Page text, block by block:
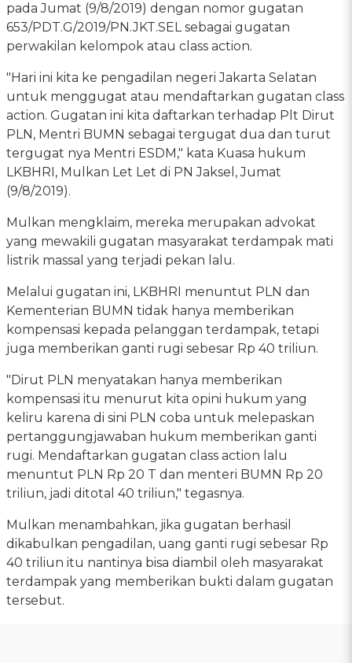
pada Jumat (9/8/2019) dengan nomor gugatan
653/PDT.G/2019/PN.JKT.SEL sebagai gugatan
perwakilan kelompok atau class action.
"Hari ini kita ke pengadilan negeri Jakarta Selatan
untuk menggugat atau mendaftarkan gugatan class
action. Gugatan ini kita daftarkan terhadap Plt Dirut
PLN, Mentri BUMN sebagai tergugat dua dan turut
tergugat nya Mentri ESDM," kata Kuasa hukum
LKBHRI, Mulkan Let Let di PN Jaksel, Jumat
(9/8/2019).
Mulkan mengklaim, mereka merupakan advokat
yang mewakili gugatan masyarakat terdampak mati
listrik massal yang terjadi pekan lalu.
Melalui gugatan ini, LKBHRI menuntut PLN dan
Kementerian BUMN tidak hanya memberikan
kompensasi kepada pelanggan terdampak, tetapi
juga memberikan ganti rugi sebesar Rp 40 triliun.
"Dirut PLN menyatakan hanya memberikan
kompensasi itu menurut kita opini hukum yang
keliru karena di sini PLN coba untuk melepaskan
pertanggungjawaban hukum memberikan ganti
rugi. Mendaftarkan gugatan class action lalu
menuntut PLN Rp 20 T dan menteri BUMN Rp 20
triliun, jadi ditotal 40 triliun," tegasnya.
Mulkan menambahkan, jika gugatan berhasil
dikabulkan pengadilan, uang ganti rugi sebesar Rp
40 triliun itu nantinya bisa diambil oleh masyarakat
terdampak yang memberikan bukti dalam gugatan
tersebut.